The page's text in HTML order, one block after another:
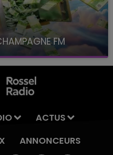
FM
FM, à 8H10
ACTUS
ANNONCEURS